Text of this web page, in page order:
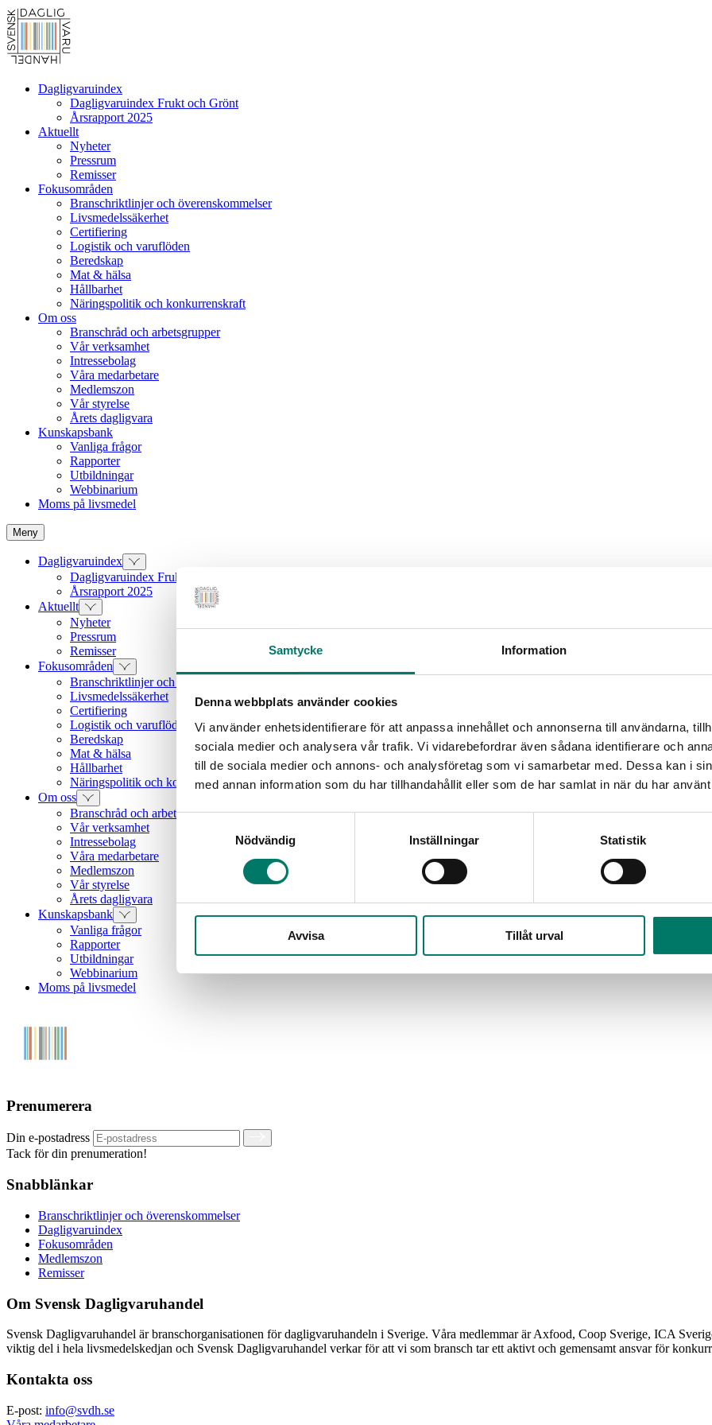
Samtycke Information
Denna webbplats använder cookies
Vi använder enhetsidentifierare för att anpassa innehållet och annonserna till användarna,
sociala medier och analysera vår trafik. Vi vidarebefordrar även sådana identifierare och
till de sociala medier och annons- och analysföretag som vi samarbetar med. Dessa kan i
med annan information som du har tillhandahållit eller som de har samlat in när du har
Samtyckesval
Nödvändig
Inställningar Statistik
Avvisa Tillåt urval
Dagligvaruindex
Dagligvaruindex Frukt och Grönt
Årsrapport 2025
Aktuellt
Nyheter
Pressrum
Remisser
Fokusområden
Branschriktlinjer och överenskommelser
Livsmedelssäkerhet
Certifiering
Logistik och varuflöden
Beredskap
Mat & hälsa
Hållbarhet
Näringspolitik och konkurrenskraft
Om oss
Branschråd och arbetsgrupper
Vår verksamhet
Intressebolag
Våra medarbetare
Medlemszon
Vår styrelse
Årets dagligvara
Kunskapsbank
Vanliga frågor
Rapporter
Utbildningar
Webbinarium
Moms på livsmedel
Meny
Dagligvaruindex
Dagligvaruindex Frukt och Grönt
Årsrapport 2025
Aktuellt
Nyheter
Pressrum
Remisser
Fokusområden
Branschriktlinjer och överenskommelser
Livsmedelssäkerhet
Certifiering
Logistik och varuflöden
Beredskap
Mat & hälsa
Hållbarhet
Näringspolitik och konkurrenskraft
Om oss
Branschråd och arbetsgrupper
Vår verksamhet
Intressebolag
Våra medarbetare
Medlemszon
Vår styrelse
Årets dagligvara
Kunskapsbank
Vanliga frågor
Rapporter
Utbildningar
Webbinarium
Moms på livsmedel
Prenumerera
Din e-postadress
Tack för din prenumeration!
Snabblänkar
Branschriktlinjer och överenskommelser
Dagligvaruindex
Fokusområden
Medlemszon
Remisser
Om Svensk Dagligvaruhandel
Svensk Dagligvaruhandel är branschorganisationen för dagligvaruhandeln i Sverige. Våra medlemmar är Axfood, Coop Sverige, ICA
viktig del i hela livsmedelskedjan och Svensk Dagligvaruhandel verkar för att vi som bransch tar ett aktivt och gemensamt ansvar för
Kontakta oss
E-post: info@svdh.se